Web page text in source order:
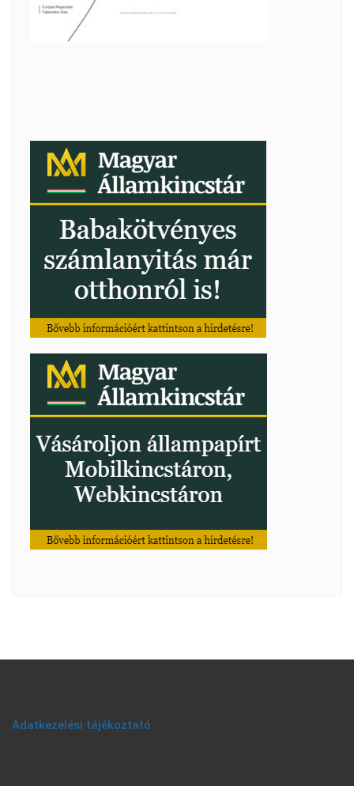
Adatkezelési tájékoztató